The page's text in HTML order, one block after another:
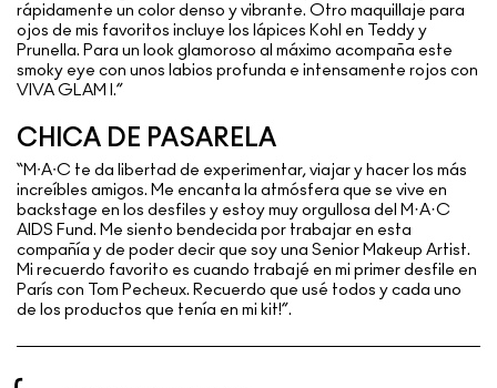
rápidamente un color denso y vibrante. Otro maquillaje para
ojos de mis favoritos incluye los lápices Kohl en Teddy y
Prunella. Para un look glamoroso al máximo acompaña este
smoky eye con unos labios profunda e intensamente rojos con
VIVA GLAM I.”
CHICA DE PASARELA
“M∙A∙C te da libertad de experimentar, viajar y hacer los más
increíbles amigos. Me encanta la atmósfera que se vive en
backstage en los desfiles y estoy muy orgullosa del M·A·C
AIDS Fund. Me siento bendecida por trabajar en esta
compañía y de poder decir que soy una Senior Makeup Artist.
Mi recuerdo favorito es cuando trabajé en mi primer desfile en
París con Tom Pecheux. Recuerdo que usé todos y cada uno
de los productos que tenía en mi kit!”.